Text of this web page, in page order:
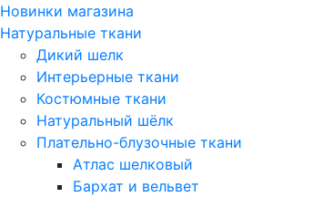
Новинки магазина
Натуральные ткани
Дикий шелк
Интерьерные ткани
Костюмные ткани
Натуральный шёлк
Плательно-блузочные ткани
Атлас шелковый
Бархат и вельвет